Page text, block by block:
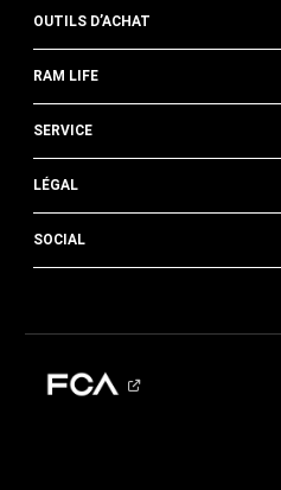
OUTILS D’ACHAT
RAM LIFE
SERVICE
LÉGAL
SOCIAL